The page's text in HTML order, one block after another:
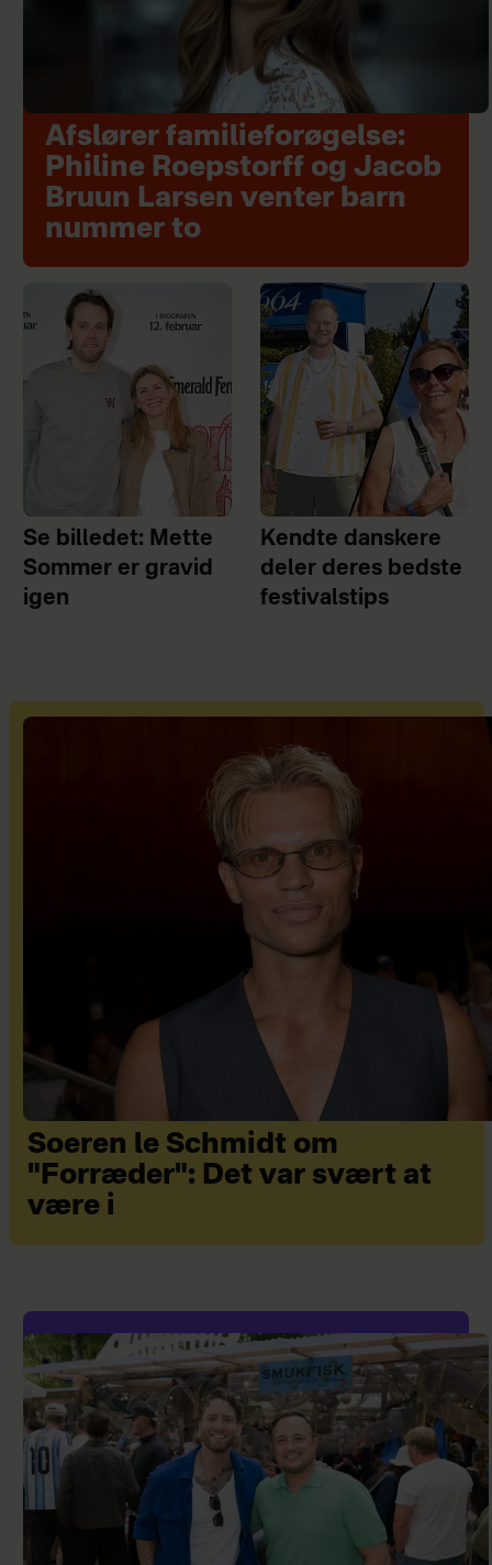
Afslører familieforøgelse:
Philine Roepstorff og Jacob
Bruun Larsen venter barn
nummer to
Se billedet: Mette
Sommer er gravid
igen
Kendte danskere
deler deres bedste
festivalstips
Soeren le Schmidt om
"Forræder": Det var svært at
være i